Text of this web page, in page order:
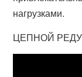
нагрузками.
ЦЕПНОЙ